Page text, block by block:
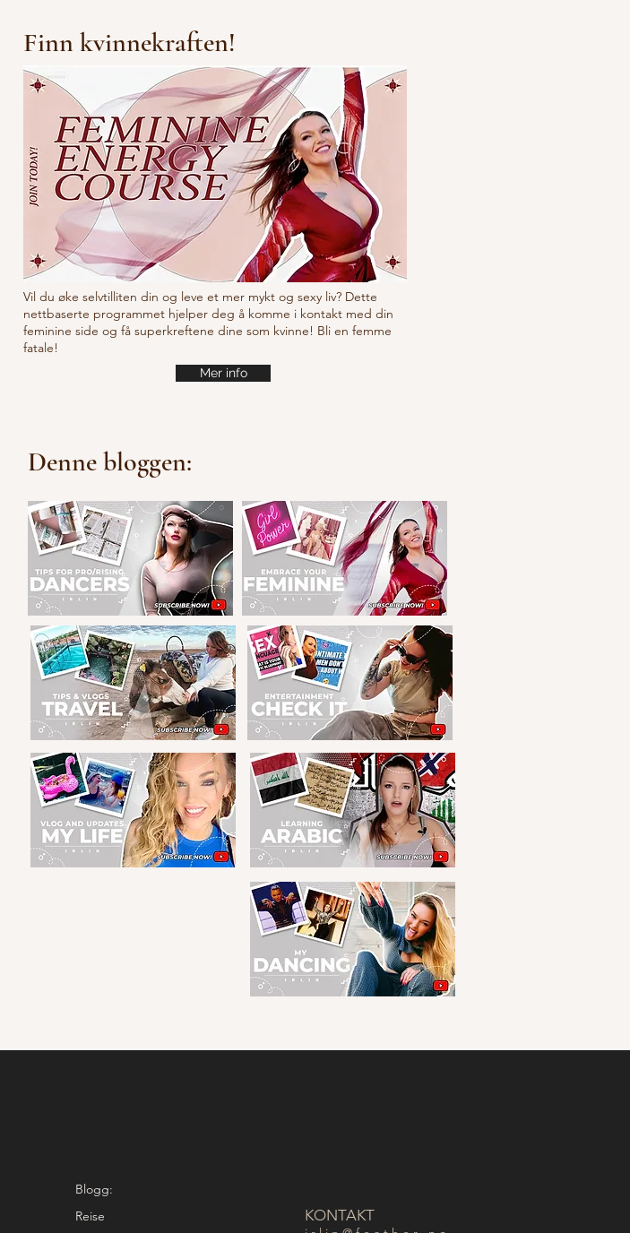
Waacking choreo Pump
it
Finn kvinnekraften!
Vil du øke selvtilliten din og leve et mer mykt og sexy liv? Dette
nettbaserte programmet hjelper deg å komme i kontakt med din
feminine side og få superkreftene dine som kvinne! Bli en femme
fatale!
Mer info
Denne bloggen:
Blogg:
Reise
KONTAKT